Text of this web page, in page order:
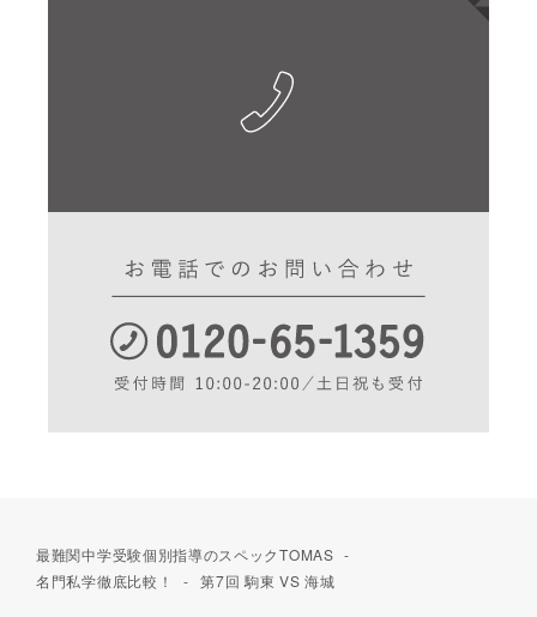
最難関中学受験個別指導のスペックTOMAS
名門私学徹底比較！
第7回 駒東 VS 海城